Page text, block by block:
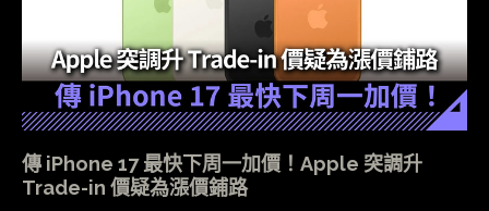
傳 iPhone 17 最快下周一加價！Apple 突調升
Trade-in 價疑為漲價鋪路